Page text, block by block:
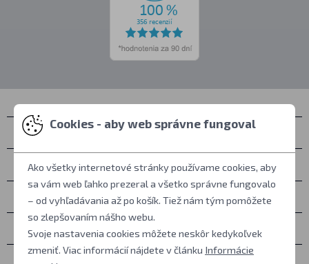
Kontakty
Zastihnete nás
Všetko o nákupe
Ďalšie informácie
Ostatné
Cookies - aby web správne fungoval
Ako všetky internetové stránky používame cookies, aby
sa vám web ľahko prezeral a všetko správne fungovalo
– od vyhľadávania až po košík. Tiež nám tým pomôžete
so zlepšovaním nášho webu.
Svoje nastavenia cookies môžete neskôr kedykoľvek
zmeniť. Viac informácií nájdete v článku Informácie